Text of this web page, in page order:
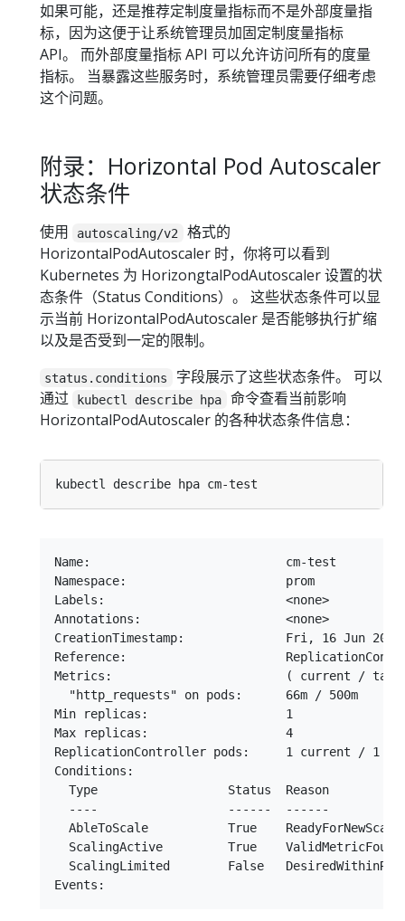
如果可能，还是推荐定制度量指标而不是外部度量指
标，因为这便于让系统管理员加固定制度量指标
API。 而外部度量指标 API 可以允许访问所有的度量
指标。 当暴露这些服务时，系统管理员需要仔细考虑
这个问题。
附录：Horizontal Pod Autoscaler
状态条件
使用 autoscaling/v2
格式的
HorizontalPodAutoscaler 时，你将可以看到
Kubernetes 为 HorizongtalPodAutoscaler 设置的状
态条件（Status Conditions）。 这些状态条件可以显
示当前 HorizontalPodAutoscaler 是否能够执行扩缩
以及是否受到一定的限制。
status.conditions
字段展示了这些状态条件。 可以
通过
kubectl describe hpa
命令查看当前影响
HorizontalPodAutoscaler 的各种状态条件信息：
Name:                           cm-test
Namespace:                      prom
Labels:                         <none>
Annotations:                    <none>
CreationTimestamp:              Fri, 16 Jun 2017
Reference:
Metrics:                        ( current /
  "http_requests" on pods:      66m / 500m
Min replicas:                   1
Max replicas:                   4
ReplicationController pods:     1 current / 1
Conditions:
Type                  Status  Reason
----                  ------  ------
AbleToScale           True
ScalingActive         True
ScalingLimited        False